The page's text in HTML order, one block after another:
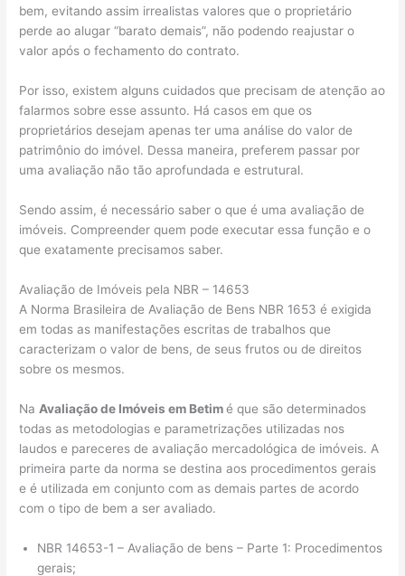
bem, evitando assim irrealistas valores que o proprietário
perde ao alugar “barato demais”, não podendo reajustar o
valor após o fechamento do contrato.
Por isso, existem alguns cuidados que precisam de atenção ao
falarmos sobre esse assunto. Há casos em que os
proprietários desejam apenas ter uma análise do valor de
patrimônio do imóvel. Dessa maneira, preferem passar por
uma avaliação não tão aprofundada e estrutural.
Sendo assim, é necessário saber o que é uma avaliação de
imóveis. Compreender quem pode executar essa função e o
que exatamente precisamos saber.
Avaliação de Imóveis pela NBR – 14653
A Norma Brasileira de Avaliação de Bens NBR 1653 é exigida
em todas as manifestações escritas de trabalhos que
caracterizam o valor de bens, de seus frutos ou de direitos
sobre os mesmos.
Na Avaliação de Imóveis em Betimé que são determinados
todas as metodologias e parametrizações utilizadas nos
laudos e pareceres de avaliação mercadológica de imóveis. A
primeira parte da norma se destina aos procedimentos gerais
e é utilizada em conjunto com as demais partes de acordo
com o tipo de bem a ser avaliado.
NBR 14653-1 – Avaliação de bens – Parte 1: Procedimentos
gerais;